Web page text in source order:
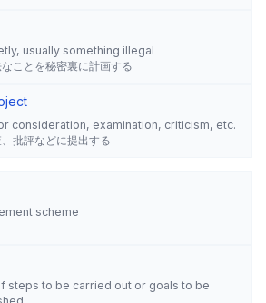
usually something illegal
ことを秘密裏に計画する
consideration, examination, criticism, etc.
批評などに提出する
scheme
steps to be carried out or goals to be